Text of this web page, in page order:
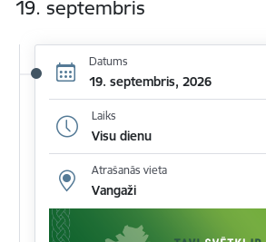
19. septembris
Datums
19. septembris, 2026
Laiks
Visu dienu
Atrašanās vieta
Vangaži